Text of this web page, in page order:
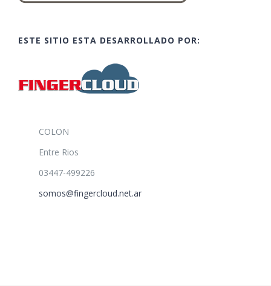
ESTE SITIO ESTA DESARROLLADO POR:
COLON
Entre Rios
03447-499226
somos@fingercloud.net.ar